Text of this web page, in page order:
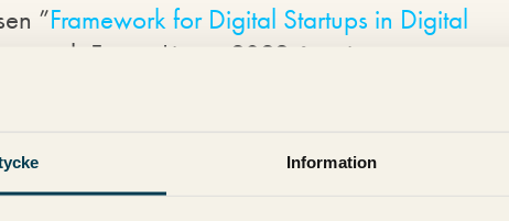
Information
”Framework for Digital Startups in Digital
och Fanny Linton 2022 års vinnare av
skrevs på Göteborgs Universitet och